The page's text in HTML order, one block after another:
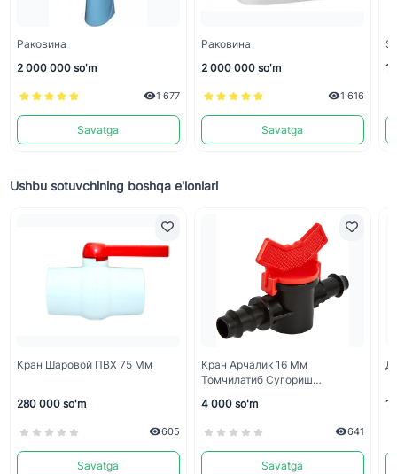
Раковина
2 000 000 so'm
1 677
Savatga
Раковина
2 000 000 so'm
1 616
Savatga
Ushbu sotuvchining boshqa e'lonlari
Кран Шаровой ПВХ 75 Мм
280 000 so'm
605
Savatga
Кран Арчалик 16 Мм
Томчилатиб Сугориш
4 000 so'm
641
Savatga
1